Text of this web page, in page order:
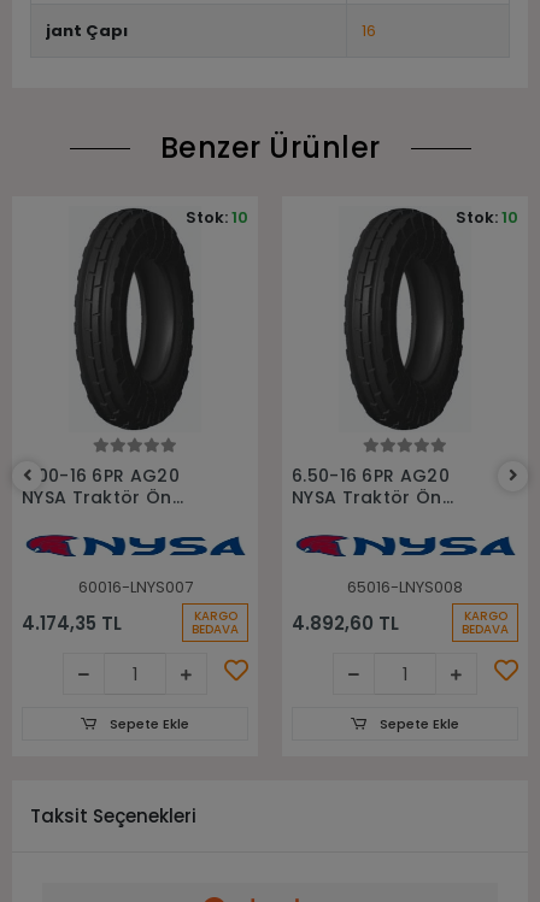
jant Çapı 16
Benzer Ürünler
6.00-16 6PR AG20
NYSA Traktör Ön
60016-LNYS007
4.174,35 TL KARGO
BEDAVA
Stok:10
Sepete Ekle
6.50-16 6PR AG20
NYSA Traktör Ön
65016-LNYS008
4.892,60 TL KARGO
BEDAVA
Stok:10
Sepete Ekle
Taksit Seçenekleri